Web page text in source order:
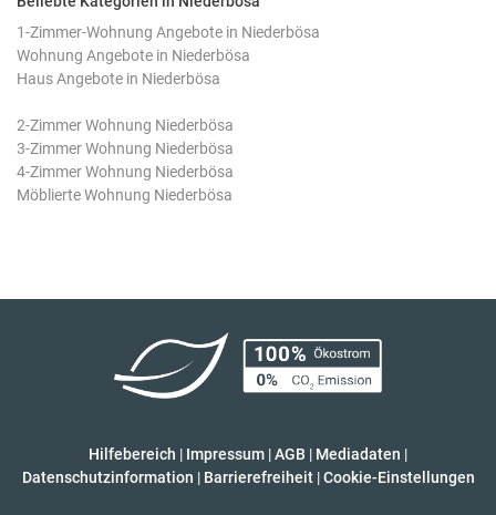
1-Zimmer-Wohnung Angebote in Niederbösa
Wohnung Angebote in Niederbösa
Haus Angebote in Niederbösa
2-Zimmer Wohnung Niederbösa
3-Zimmer Wohnung Niederbösa
4-Zimmer Wohnung Niederbösa
Möblierte Wohnung Niederbösa
Hilfebereich | Impressum |AGB | Mediadaten |
Datenschutzinformation | Barrierefreiheit | Cookie-Einstellungen